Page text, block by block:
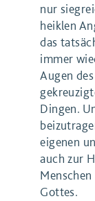
nur
heiklen
das
immer
Augen
Dingen.
eigenen
auch zur
Gottes.